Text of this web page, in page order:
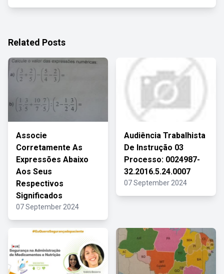
Related Posts
Associe
Corretamente As
Expressões Abaixo
Aos Seus
Respectivos
Significados
07 September 2024
Audiência Trabalhista
De Instrução 03
Processo: 0024987-
32.2016.5.24.0007
07 September 2024